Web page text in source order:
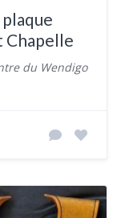
Chapelle
du Wendigo